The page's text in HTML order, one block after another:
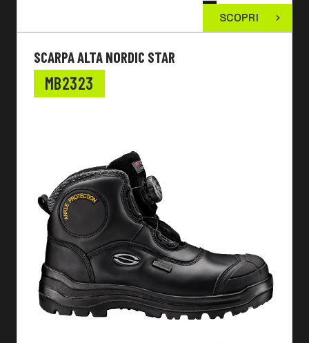
SCOPRI
SCARPA ALTA NORDIC STAR
MB2323